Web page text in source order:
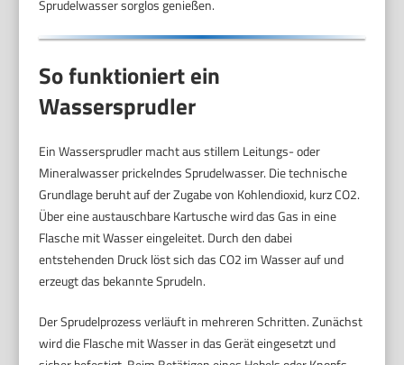
Sprudelwasser sorglos genießen.
So funktioniert ein
Wassersprudler
Ein Wassersprudler macht aus stillem Leitungs- oder
Mineralwasser prickelndes Sprudelwasser. Die technische
Grundlage beruht auf der Zugabe von Kohlendioxid, kurz CO2.
Über eine austauschbare Kartusche wird das Gas in eine
Flasche mit Wasser eingeleitet. Durch den dabei
entstehenden Druck löst sich das CO2 im Wasser auf und
erzeugt das bekannte Sprudeln.
Der Sprudelprozess verläuft in mehreren Schritten. Zunächst
wird die Flasche mit Wasser in das Gerät eingesetzt und